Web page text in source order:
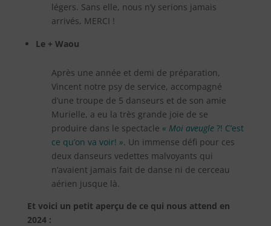
légers. Sans elle, nous n’y serions jamais
arrivés, MERCI !
Le + Waou
Après une année et demi de préparation,
Vincent notre psy de service, accompagné
d’une troupe de 5 danseurs et de son amie
Murielle, a eu la très grande joie de se
produire dans le spectacle « Moi aveugle?! C’est
ce qu’on va voir! ». Un immense défi pour ces
deux danseurs vedettes malvoyants qui
n’avaient jamais fait de danse ni de cerceau
aérien jusque là.
Et voici un petit aperçu de ce qui nous attend en
2024 :